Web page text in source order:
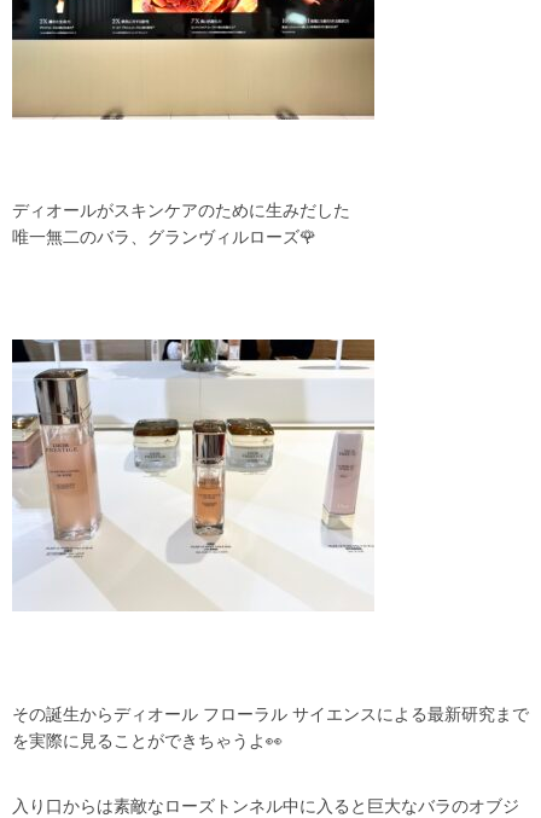
ディオールがスキンケアのために生みだした
唯一無二のバラ、グランヴィルローズ🌹
その誕生からディオール フローラル サイエンスによる最新研究まで
を実際に見ることができちゃうよ👀
入り口からは素敵なローズトンネル中に入ると巨大なバラのオブジ